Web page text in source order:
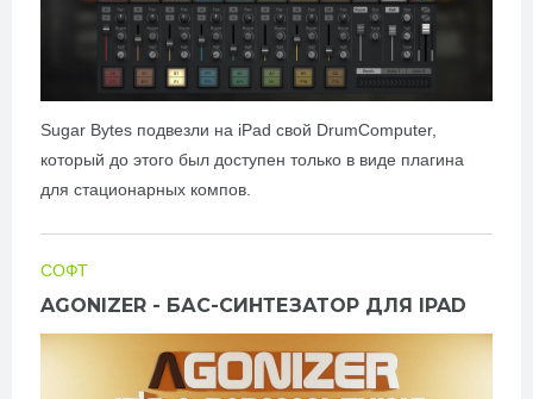
Sugar Bytes подвезли на iPad свой DrumComputer,
который до этого был доступен только в виде плагина
для стационарных компов.
СОФТ
AGONIZER - БАС-СИНТЕЗАТОР ДЛЯ IPAD